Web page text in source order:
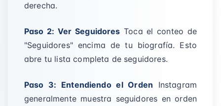
derecha.
Paso 2: Ver Seguidores Toca el conteo de
"Seguidores" encima de tu biografía. Esto
abre tu lista completa de seguidores.
Paso 3: Entendiendo el Orden Instagram
generalmente muestra seguidores en orden